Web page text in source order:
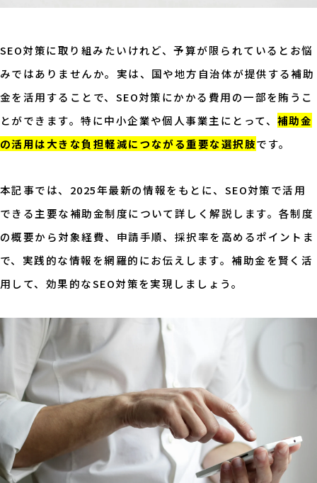
SEO対策に取り組みたいけれど、予算が限られているとお悩
みではありませんか。実は、国や地方自治体が提供する補助
金を活用することで、SEO対策にかかる費用の一部を賄うこ
とができます。特に中小企業や個人事業主にとって、補助金
の活用は大きな負担軽減につながる重要な選択肢です。
本記事では、2025年最新の情報をもとに、SEO対策で活用
できる主要な補助金制度について詳しく解説します。各制度
の概要から対象経費、申請手順、採択率を高めるポイントま
で、実践的な情報を網羅的にお伝えします。補助金を賢く活
用して、効果的なSEO対策を実現しましょう。